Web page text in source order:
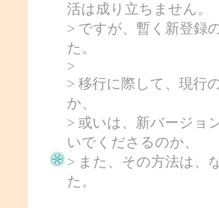
活は成り立ちません。
> ですが、暫く新登録
た。
>
> 移行に際して、現行
か、
> 或いは、新バージョ
いでくださるのか、
> また、その方法は
た。